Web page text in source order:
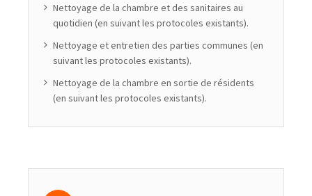
Nettoyage de la chambre et des sanitaires au
quotidien (en suivant les protocoles existants).
Nettoyage et entretien des parties communes (en
suivant les protocoles existants).
Nettoyage de la chambre en sortie de résidents
(en suivant les protocoles existants).